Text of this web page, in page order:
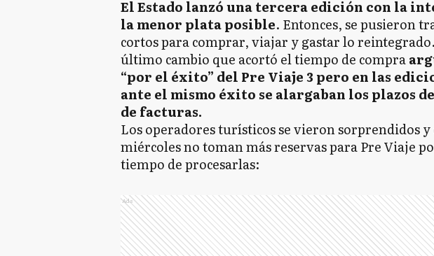
El Estado lanzó una tercera edición con la
la menor plata posible. Entonces, se pusieron
cortos para comprar, viajar y gastar lo
último cambio que acortó el tiempo de compra
“por el éxito” del Pre Viaje 3 pero en las
ante el mismo éxito se alargaban los plazos
de facturas.
Los operadores turísticos se vieron sorprendidos y
miércoles no toman más reservas para Pre Viaje
tiempo de procesarlas:
Ads